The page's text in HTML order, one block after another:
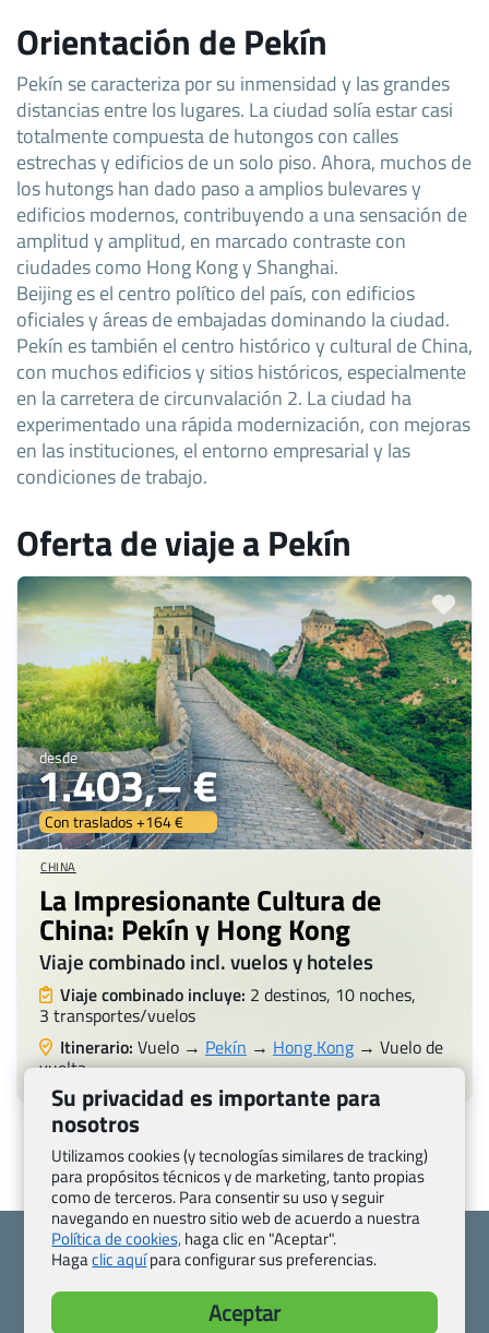
Orientación de Pekín
Pekín se caracteriza por su inmensidad y las grandes
distancias entre los lugares. La ciudad solía estar casi
totalmente compuesta de hutongos con calles
estrechas y edificios de un solo piso. Ahora, muchos de
los hutongs han dado paso a amplios bulevares y
edificios modernos, contribuyendo a una sensación de
amplitud y amplitud, en marcado contraste con
ciudades como Hong Kong y Shanghai.
Beijing es el centro político del país, con edificios
oficiales y áreas de embajadas dominando la ciudad.
Pekín es también el centro histórico y cultural de China,
con muchos edificios y sitios históricos, especialmente
en la carretera de circunvalación 2. La ciudad ha
experimentado una rápida modernización, con mejoras
en las instituciones, el entorno empresarial y las
condiciones de trabajo.
Oferta de viaje a Pekín
desde
1.403,– €
Con traslados +164 €
CHINA
La Impresionante Cultura de
China: Pekín y Hong Kong
Viaje combinado incl. vuelos y hoteles
Viaje combinado incluye: 2 destinos, 10 noches,
3 transportes/vuelos
Itinerario: Vuelo → Pekín → Hong Kong → Vuelo de
vuelta
Quienes somos
Su privacidad es importante para
nosotros
Utilizamos cookies (y tecnologías similares de tracking)
para propósitos técnicos y de marketing, tanto propias
como de terceros. Para consentir su uso y seguir
navegando en nuestro sitio web de acuerdo a nuestra
Política de cookies,haga clic en "Aceptar".
Hagaclic aquípara configurar sus preferencias.
Aceptar